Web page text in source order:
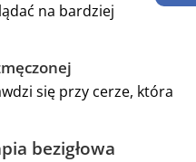
na bardziej
się przy cerze, która
bezigłowa